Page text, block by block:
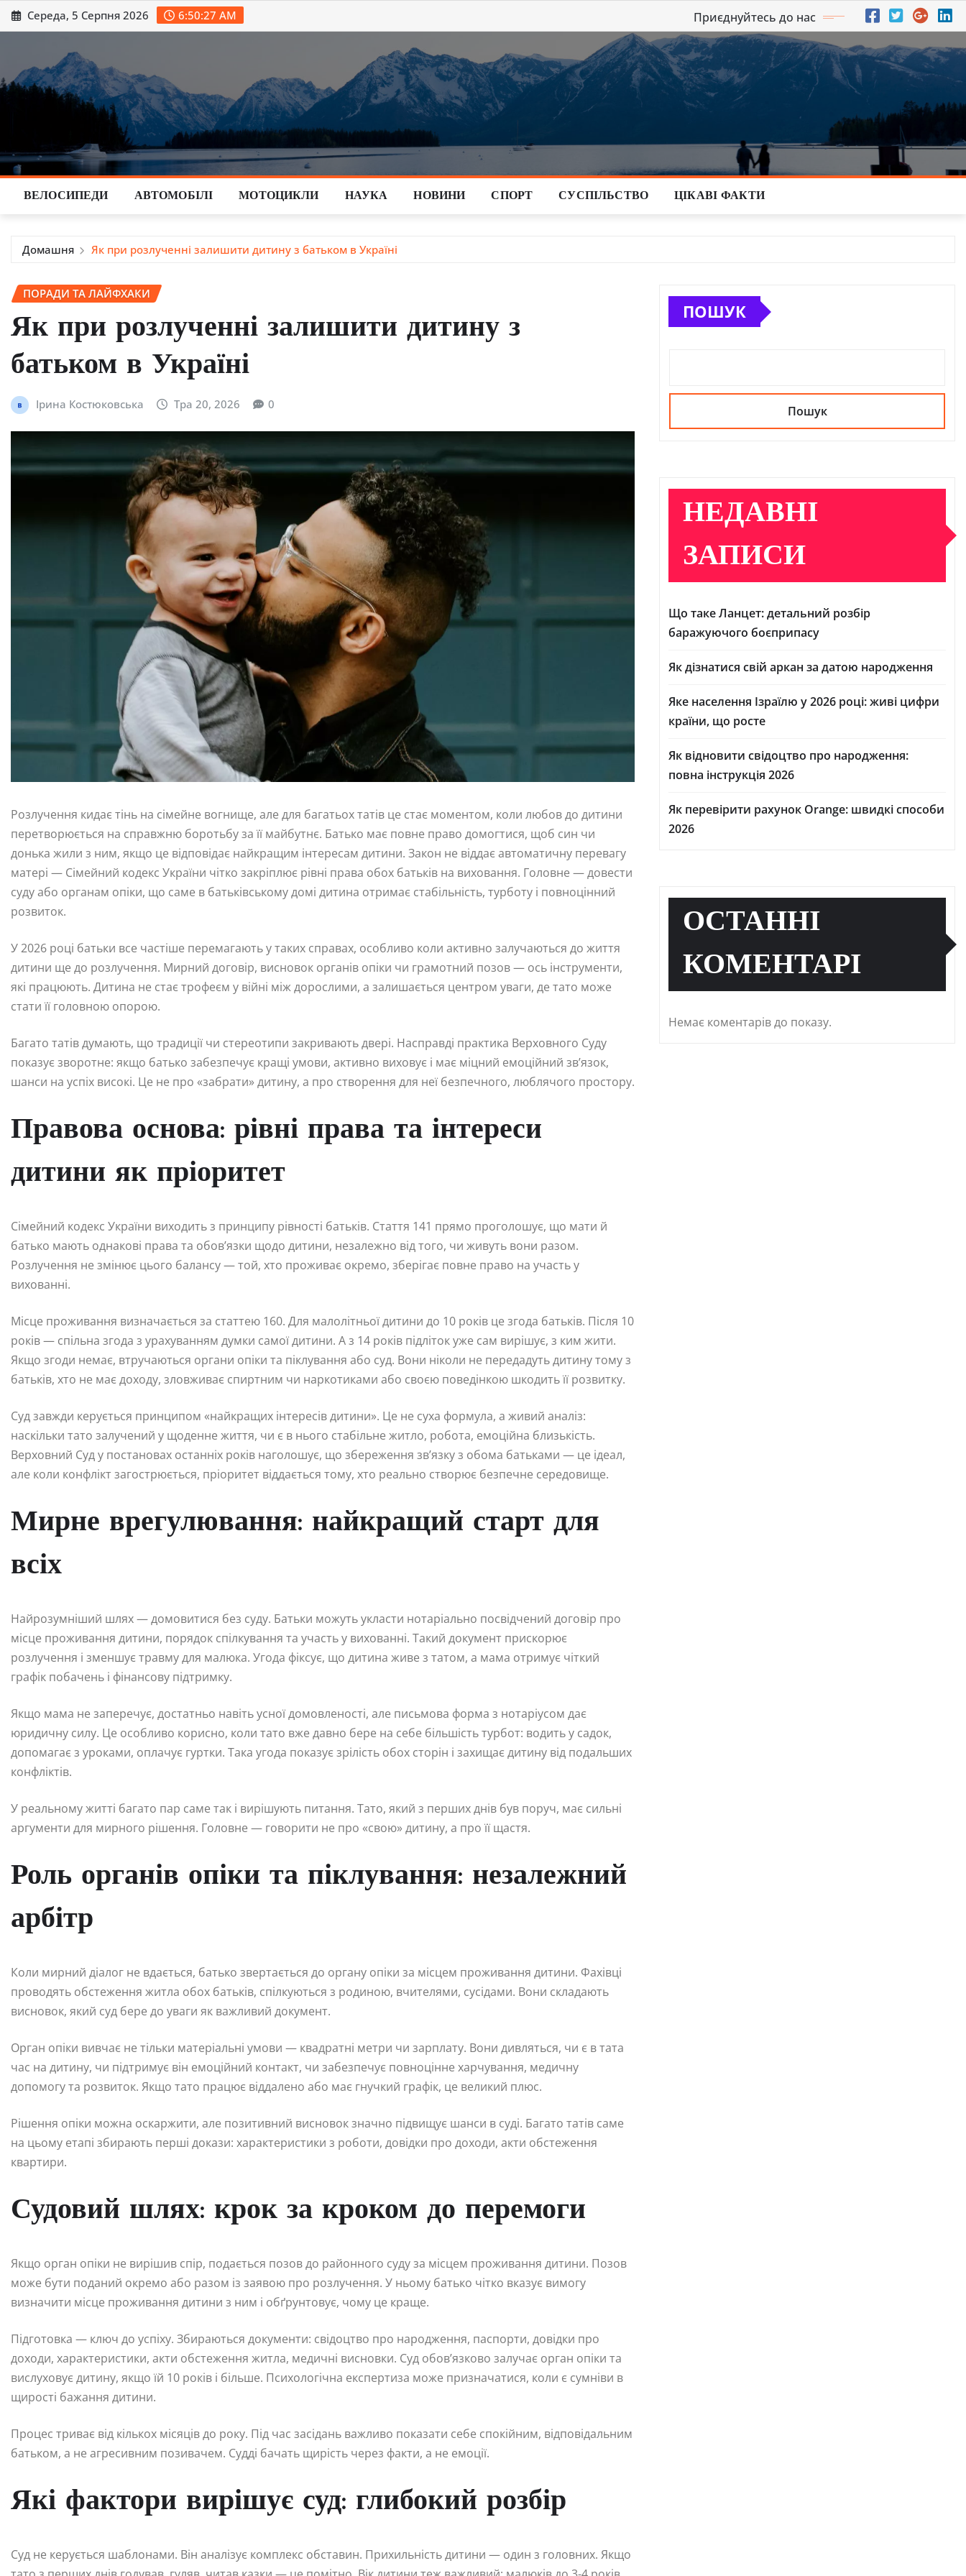
Перейти
до
Середа, 5 Серпня 2026 6:50:28 AM Приєднуйтесь до нас
ВЕЛОСИПЕДИ АВТОМОБІЛІ МОТОЦИКЛИ НАУКА НОВИНИ СПОРТ СУСПІЛЬСТВО ЦІКАВІ ФАКТИ
Домашня Як при розлученні залишити дитину з батьком в Україні
ПОРАДИ ТА ЛАЙФХАКИ
Як при розлученні залишити дитину з
батьком в Україні
Ірина Костюковська Тра 20, 2026 0
Розлучення кидає тінь на сімейне вогнище, але для багатьох татів це стає моментом, коли любов до дитини
перетворюється на справжню боротьбу за її майбутнє. Батько має повне право домогтися, щоб син чи
донька жили з ним, якщо це відповідає найкращим інтересам дитини. Закон не віддає автоматичну перевагу
матері — Сімейний кодекс України чітко закріплює рівні права обох батьків на виховання. Головне — довести
суду або органам опіки, що саме в батьківському домі дитина отримає стабільність, турботу і повноцінний
розвиток.
У 2026 році батьки все частіше перемагають у таких справах, особливо коли активно залучаються до життя
дитини ще до розлучення. Мирний договір, висновок органів опіки чи грамотний позов — ось інструменти,
які працюють. Дитина не стає трофеєм у війні між дорослими, а залишається центром уваги, де тато може
стати її головною опорою.
Багато татів думають, що традиції чи стереотипи закривають двері. Насправді практика Верховного Суду
показує зворотне: якщо батько забезпечує кращі умови, активно виховує і має міцний емоційний зв’язок,
шанси на успіх високі. Це не про «забрати» дитину, а про створення для неї безпечного, люблячого простору.
Правова основа: рівні права та інтереси
дитини як пріоритет
Сімейний кодекс України виходить з принципу рівності батьків. Стаття 141 прямо проголошує, що мати й
батько мають однакові права та обов’язки щодо дитини, незалежно від того, чи живуть вони разом.
Розлучення не змінює цього балансу — той, хто проживає окремо, зберігає повне право на участь у
вихованні.
Місце проживання визначається за статтею 160. Для малолітньої дитини до 10 років це згода батьків. Після 10
років — спільна згода з урахуванням думки самої дитини. А з 14 років підліток уже сам вирішує, з ким жити.
Якщо згоди немає, втручаються органи опіки та піклування або суд. Вони ніколи не передадуть дитину тому з
батьків, хто не має доходу, зловживає спиртним чи наркотиками або своєю поведінкою шкодить її розвитку.
Суд завжди керується принципом «найкращих інтересів дитини». Це не суха формула, а живий аналіз:
наскільки тато залучений у щоденне життя, чи є в нього стабільне житло, робота, емоційна близькість.
Верховний Суд у постановах останніх років наголошує, що збереження зв’язку з обома батьками — це ідеал,
але коли конфлікт загострюється, пріоритет віддається тому, хто реально створює безпечне середовище.
Мирне врегулювання: найкращий старт для
всіх
Найрозумніший шлях — домовитися без суду. Батьки можуть укласти нотаріально посвідчений договір про
місце проживання дитини, порядок спілкування та участь у вихованні. Такий документ прискорює
розлучення і зменшує травму для малюка. Угода фіксує, що дитина живе з татом, а мама отримує чіткий
графік побачень і фінансову підтримку.
Якщо мама не заперечує, достатньо навіть усної домовленості, але письмова форма з нотаріусом дає
юридичну силу. Це особливо корисно, коли тато вже давно бере на себе більшість турбот: водить у садок,
допомагає з уроками, оплачує гуртки. Така угода показує зрілість обох сторін і захищає дитину від подальших
конфліктів.
У реальному житті багато пар саме так і вирішують питання. Тато, який з перших днів був поруч, має сильні
аргументи для мирного рішення. Головне — говорити не про «свою» дитину, а про її щастя.
Роль органів опіки та піклування: незалежний
арбітр
Коли мирний діалог не вдається, батько звертається до органу опіки за місцем проживання дитини. Фахівці
проводять обстеження житла обох батьків, спілкуються з родиною, вчителями, сусідами. Вони складають
висновок, який суд бере до уваги як важливий документ.
Орган опіки вивчає не тільки матеріальні умови — квадратні метри чи зарплату. Вони дивляться, чи є в тата
час на дитину, чи підтримує він емоційний контакт, чи забезпечує повноцінне харчування, медичну
допомогу та розвиток. Якщо тато працює віддалено або має гнучкий графік, це великий плюс.
Рішення опіки можна оскаржити, але позитивний висновок значно підвищує шанси в суді. Багато татів саме
на цьому етапі збирають перші докази: характеристики з роботи, довідки про доходи, акти обстеження
квартири.
Судовий шлях: крок за кроком до перемоги
Якщо орган опіки не вирішив спір, подається позов до районного суду за місцем проживання дитини. Позов
може бути поданий окремо або разом із заявою про розлучення. У ньому батько чітко вказує вимогу
визначити місце проживання дитини з ним і обґрунтовує, чому це краще.
Підготовка — ключ до успіху. Збираються документи: свідоцтво про народження, паспорти, довідки про
доходи, характеристики, акти обстеження житла, медичні висновки. Суд обов’язково залучає орган опіки та
вислуховує дитину, якщо їй 10 років і більше. Психологічна експертиза може призначатися, коли є сумніви в
щирості бажання дитини.
Процес триває від кількох місяців до року. Під час засідань важливо показати себе спокійним, відповідальним
батьком, а не агресивним позивачем. Судді бачать щирість через факти, а не емоції.
Які фактори вирішує суд: глибокий розбір
Суд не керується шаблонами. Він аналізує комплекс обставин. Прихильність дитини — один з головних. Якщо
ПОШУК
Пошук
НЕДАВНІ
ЗАПИСИ
Що таке Ланцет: детальний розбір
баражуючого боєприпасу
Як дізнатися свій аркан за датою народження
Яке населення Ізраїлю у 2026 році: живі цифри
країни, що росте
Як відновити свідоцтво про народження:
повна інструкція 2026
Як перевірити рахунок Orange: швидкі способи
2026
ОСТАННІ
КОМЕНТАРІ
Немає коментарів до показу.